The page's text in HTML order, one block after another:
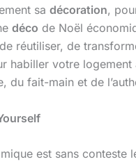
sa décoration,
déco de Noël
réutiliser, de
habiller votre
du fait-main et de
est sans conteste